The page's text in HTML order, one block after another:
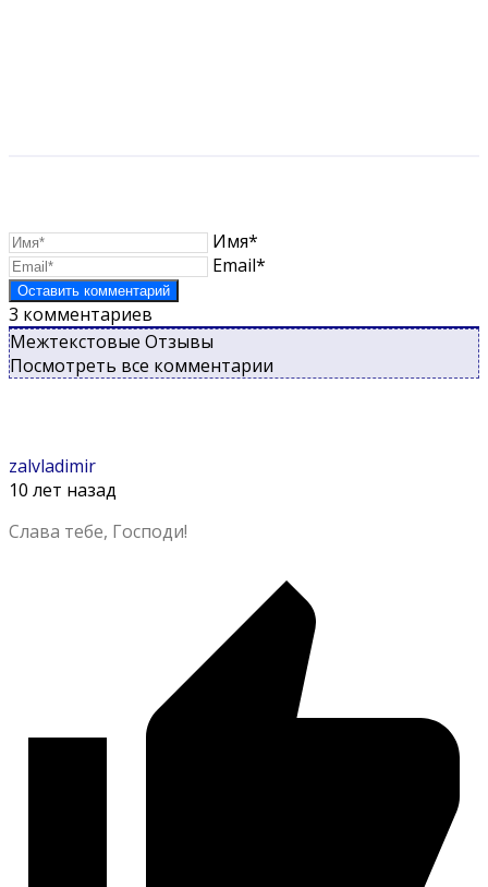
Имя*
Email*
3 комментариев
Межтекстовые Отзывы
Посмотреть все комментарии
zalvladimir
10 лет назад
Слава тебе, Господи!